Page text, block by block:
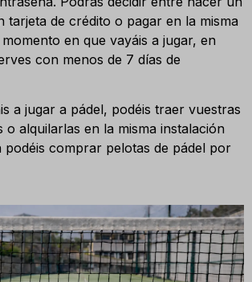
tarjeta de crédito o pagar en la misma
en que vayáis a jugar, en
con menos de 7 días de
a jugar a pádel, podéis traer vuestras
o alquilarlas en la misma instalación
podéis comprar pelotas de pádel por